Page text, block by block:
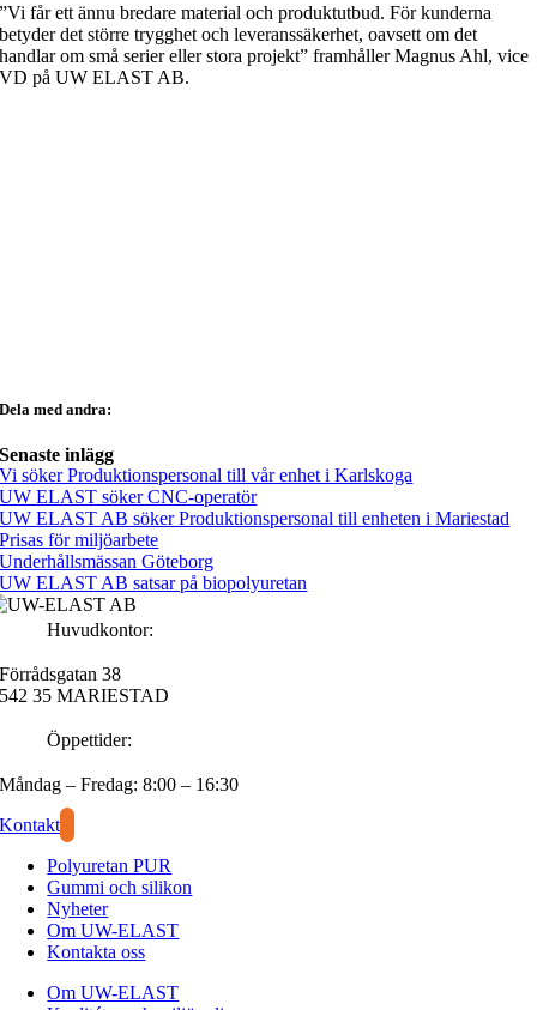
”Vi får ett ännu bredare material och produktutbud. För kunderna
betyder det större trygghet och leveranssäkerhet, oavsett om det
handlar om små serier eller stora projekt” framhåller Magnus Ahl, vice
VD på UW ELAST AB.
Dela med andra:
Senaste inlägg
Vi söker Produktionspersonal till vår enhet i Karlskoga
UW ELAST söker CNC-operatör
UW ELAST AB söker Produktionspersonal till enheten i Mariestad
Prisas för miljöarbete
Underhållsmässan Göteborg
UW ELAST AB satsar på biopolyuretan
Huvudkontor:
Förrådsgatan 38
542 35 MARIESTAD
Öppettider:
Måndag – Fredag: 8:00 – 16:30
Kontakt
Polyuretan PUR
Gummi och silikon
Nyheter
Om UW-ELAST
Kontakta oss
Om UW-ELAST